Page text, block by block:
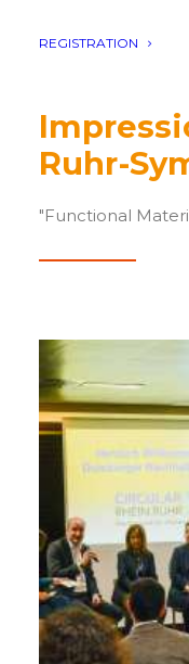
REGISTRATION
Ruhr-
"Functional